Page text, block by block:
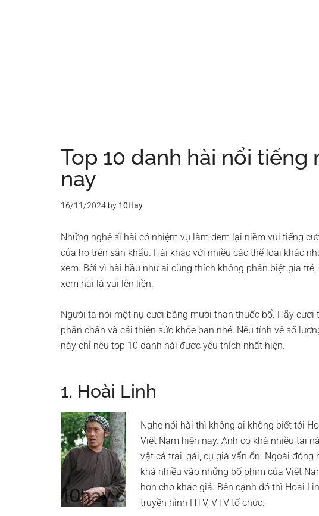
Top 10 danh hài nổi tiếng
nay
16/11/2024 by 10Hay
Những nghệ sĩ hài có nhiệm vụ làm đem lại niềm vui tiếng
của họ trên sân khấu. Hài khác với nhiều các thể loại khác
xem. Bời vì hài hầu như ai cũng thích không phân biệt già
xem hài là vui lên liền.
Người ta nói một nụ cười bằng mười than thuốc bổ. Hãy
phấn chấn và cải thiện sức khỏe bạn nhé. Nếu tính về số
này chỉ nêu top 10 danh hài được yêu thích nhất hiện.
1. Hoài Linh
Nghe nói hài thì không ai không biết tới
Việt Nam hiện nay. Anh có khá nhiều tài
vật cả trai, gái, cụ già vẩn ổn. Ngoài
khá nhiều vào những bổ phim của Việt
hơn cho khác giả. Bên cạnh đó thì Hoài
truyền hình HTV, VTV tổ chức.